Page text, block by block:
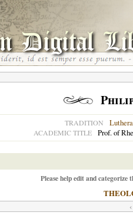
TRADITION
ACADEMIC TITLE Prof. of
Please help edit and categorize